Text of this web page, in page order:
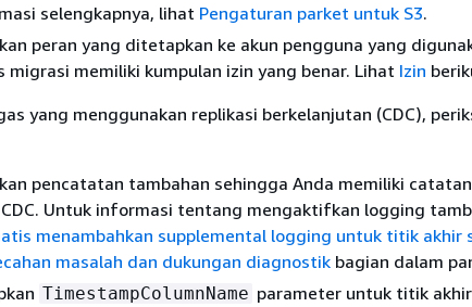
selengkapnya, lihat Pengaturan parket untuk S3.
peran yang ditetapkan ke akun pengguna yang
migrasi memiliki kumpulan izin yang benar. Lihat Izin
yang menggunakan replikasi berkelanjutan (CDC),
pencatatan tambahan sehingga Anda memiliki
Untuk informasi tentang mengaktifkan logging
menambahkan supplemental logging untuk titik akhir
masalah dan dukungan diagnostik bagian dalam
TimestampColumnName parameter untuk titik